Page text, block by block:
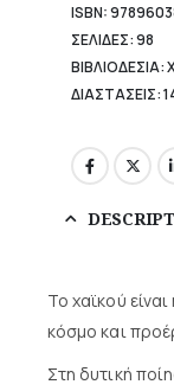
ISBN:
ΣΕΛΙΔΕΣ: 98
ΒΙΒΛΙΟΔΕΣΙΑ:
ΔΙΑΣΤΑΣΕΙΣ:
Το χαϊκού
κόσμο και
Στη δυτική